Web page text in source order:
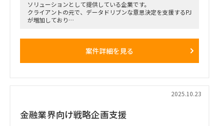
ソリューションとして提供している企業です。
クライアントの元で、データドリブンな意思決定を支援するPJ
が増加しており
クライアントの課題に対し、提供（提案）している内容が解決
・50％の稼働率で、2つの案件を担当いただくイメージです
～業務内容（想定含む）～
案件詳細を見る
2025.10.23
金融業界向け戦略企画支援